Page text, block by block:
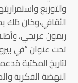
والتوزيع
الثقافي،وكان ذلك
ريمون عريجي،
تحت عنوان “في
لتاريخ المكتبة
النهضة الفكرية